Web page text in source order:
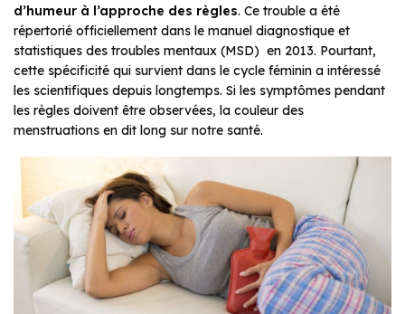
d’humeur à l’approche des règles. Ce trouble a été
répertorié officiellement dans le manuel diagnostique et
statistiques des troubles mentaux (MSD) en 2013. Pourtant,
cette spécificité qui survient dans le cycle féminin a intéressé
les scientifiques depuis longtemps. Si les symptômes pendant
les règles doivent être observées, la couleur des
menstruations en dit long sur notre santé.